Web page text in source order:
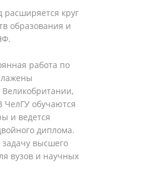
расширяется круг
образования и
работа по
обучаются
и ведется
диплома.
высшего
вузов и научных